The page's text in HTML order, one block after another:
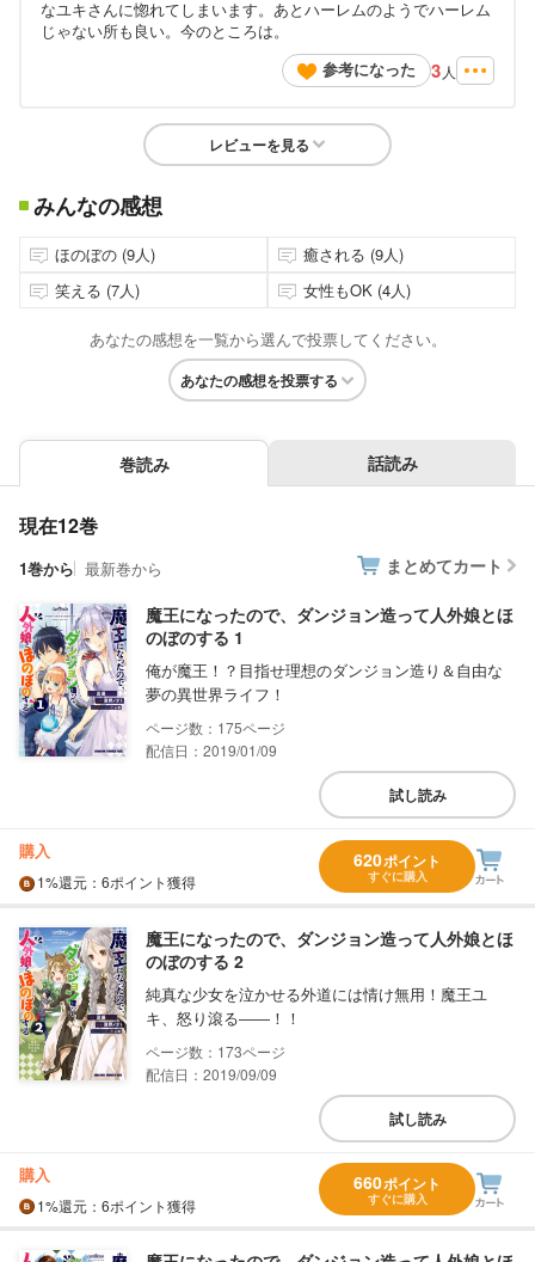
なユキさんに惚れてしまいます。あとハーレムのようでハーレム
じゃない所も良い。今のところは。
参考になった
3 人
レビューを見る
みんなの感想
ほのぼの (9人)
癒される (9人)
笑える (7人)
女性もOK (4人)
あなたの感想を一覧から選んで投票してください。
あなたの感想を投票する
巻読み 話読み
現在12巻
1巻から 最新巻から まとめてカート
魔王になったので、ダンジョン造って人外娘とほ
のぼのする 1
俺が魔王！？目指せ理想のダンジョン造り＆自由な
夢の異世界ライフ！
175
配信日：2019/01/09
試し読み
購入
1%還元 ：6ポイント獲得
620ポイント
すぐに購入
魔王になったので、ダンジョン造って人外娘とほ
のぼのする 2
純真な少女を泣かせる外道には情け無用！魔王ユ
キ、怒り滾る――！！
173
配信日：2019/09/09
試し読み
購入
1%還元 ：6ポイント獲得
660ポイント
すぐに購入